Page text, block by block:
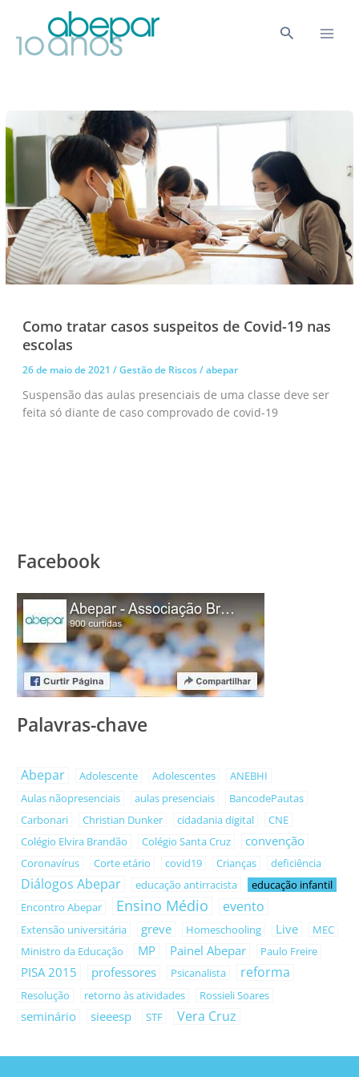
conteúdo
Pesquisar
Como tratar casos suspeitos de Covid-19 nas
escolas
26 de maio de 2021 /Gestão de Riscos/abepar
Suspensão das aulas presenciais de uma classe deve ser
feita só diante de caso comprovado de covid-19
Facebook
Palavras-chave
Abepar Adolescente Adolescentes
ANEBHI
Aulas nãopresenciais
aulas presenciais
BancodePautas
Carbonari
Christian Dunker cidadania digital
CNE
Colégio Elvira Brandão
Colégio Santa Cruz convenção
Coronavírus Corte etário covid19 Crianças deficiência
Diálogos Abepar educação antirracista
educação infantil
Encontro Abepar
Ensino Médio evento
Extensão universitária greve Homeschooling Live
MEC
Ministro da Educação
MP Painel Abepar Paulo Freire
PISA 2015 professores Psicanalista reforma
Resolução retorno às atividades Rossieli Soares
seminário sieeesp STF Vera Cruz